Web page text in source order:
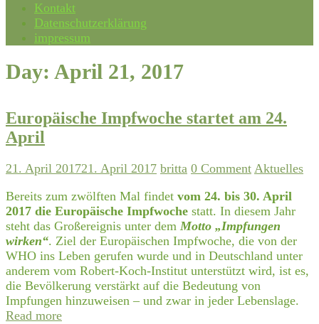
Kontakt
Datenschutzerklärung
impressum
Day: April 21, 2017
Europäische Impfwoche startet am 24.
April
21. April 201721. April 2017 britta 0 Comment Aktuelles
Bereits zum zwölften Mal findet vom 24. bis 30. April
2017 die Europäische Impfwoche statt. In diesem Jahr
steht das Großereignis unter dem Motto „Impfungen
wirken“. Ziel der Europäischen Impfwoche, die von der
WHO ins Leben gerufen wurde und in Deutschland unter
anderem vom Robert-Koch-Institut unterstützt wird, ist es,
die Bevölkerung verstärkt auf die Bedeutung von
Impfungen hinzuweisen – und zwar in jeder Lebenslage.
Read more